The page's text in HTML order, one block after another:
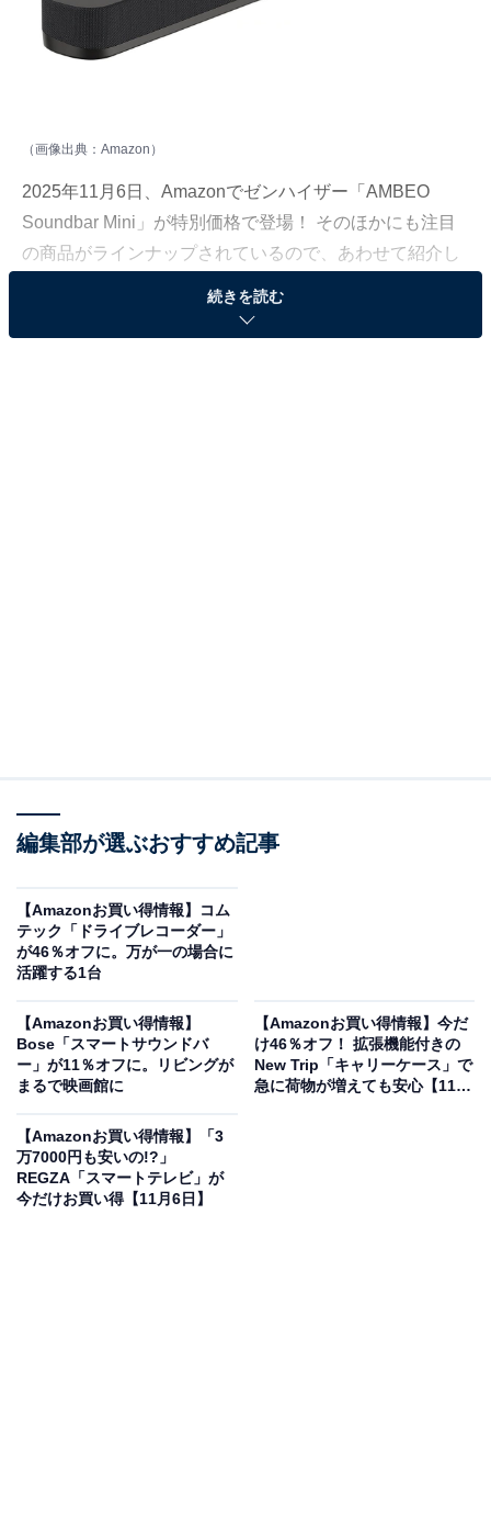
（画像出典：Amazon）
2025年11月6日、Amazonでゼンハイザー「AMBEO
Soundbar Mini」が特別価格で登場！ そのほかにも注目
の商品がラインナップされているので、あわせて紹介し
ゼンハイザー(Sennheiser) AMBEO Soundbar Mini アン
ビオ サウンドバー ミニ 7.1.4ch Dolby Atmos 内蔵デュア
ルサブウーファー コンパクト
Amazonで見る
「AMBEO Soundbar Mini アンビオ サウンドバー ミニ
7.1.4ch Dolby Atmos 内蔵デュアルサブウーファー コン
続きを読む
編集部が選ぶおすすめ記事
【Amazonお買い得情報】コム
テック「ドライブレコーダー」
が46％オフに。万が一の場合に
活躍する1台
【Amazonお買い得情報】
Bose「スマートサウンドバ
ー」が11％オフに。リビングが
まるで映画館に
【Amazonお買い得情報】今だ
け46％オフ！ 拡張機能付きの
New Trip「キャリーケース」で
急に荷物が増えても安心【11月
【Amazonお買い得情報】「3
万7000円も安いの!?」
REGZA「スマートテレビ」が
今だけお買い得【11月6日】